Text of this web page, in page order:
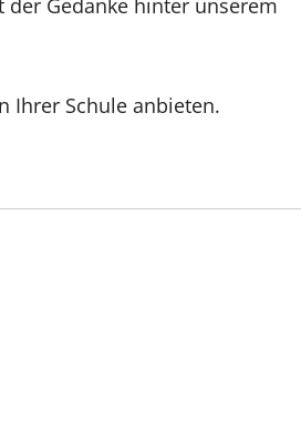
der Gedanke hinter unserem
Ihrer Schule anbieten.